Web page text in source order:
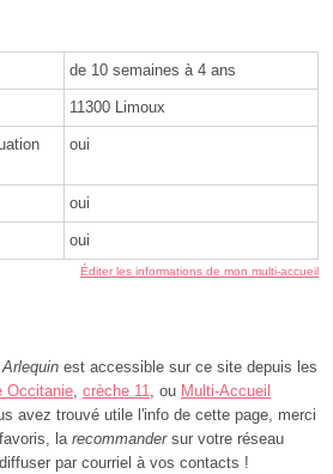
de 10 semaines à 4 ans
11300 Limoux
oui
oui
oui
Éditer les informations de mon multi-accueil
Arlequin est accessible sur ce site depuis les
Occitanie, crèche 11, ou Multi-Accueil
avez trouvé utile l'info de cette page, merci
la recommandersur votre réseau
par courriel à vos contacts !